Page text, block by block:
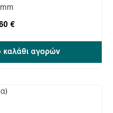
€
καλάθι αγορών